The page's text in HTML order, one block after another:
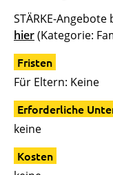
STÄRKE-
hier(Kategorie:
Fristen
Für Eltern: Keine
Erforderliche
keine
Kosten